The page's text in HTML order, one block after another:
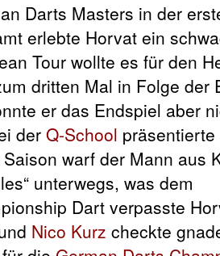
Darts Masters in der
erlebte Horvat ein
Tour wollte es für den
dritten Mal in Folge der
er das Endspiel aber
derQ-School präsentierte
warf der Mann aus
unterwegs, was dem
Dart verpasste
Nico Kurz checkte